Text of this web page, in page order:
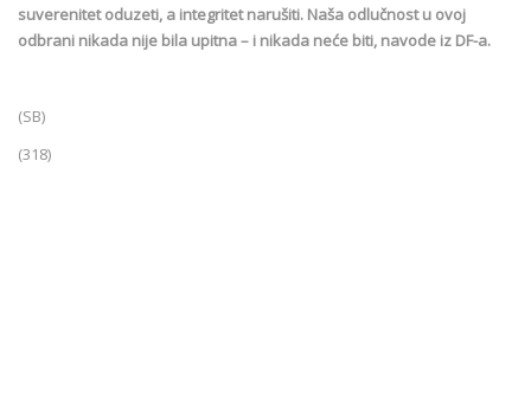
suverenitet oduzeti, a integritet narušiti. Naša odlučnost u ovoj
odbrani nikada nije bila upitna – i nikada neće biti, navode iz DF-a.
(SB)
(318)